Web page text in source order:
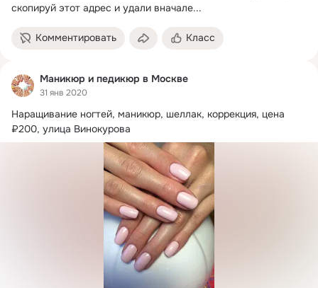
скопируй этот адрес и удали вначале...
Комментировать Класс
Маникюр и педикюр в Москве
31 янв 2020
Наращивание ногтей, маникюр, шеллак, коррекция, цена